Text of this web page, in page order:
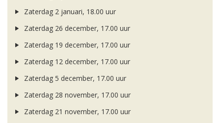
Zaterdag 2 januari, 18.00 uur
Zaterdag 26 december, 17.00 uur
Zaterdag 19 december, 17.00 uur
Zaterdag 12 december, 17.00 uur
Zaterdag 5 december, 17.00 uur
Zaterdag 28 november, 17.00 uur
Zaterdag 21 november, 17.00 uur